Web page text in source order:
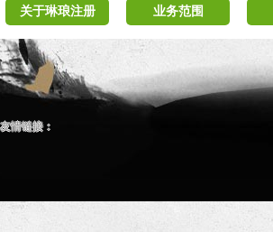
关于琳琅注册 业务范围
友情链接：